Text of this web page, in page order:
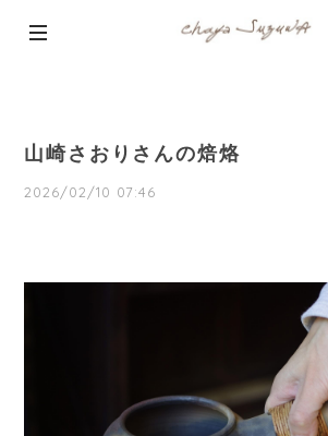
山崎さおりさんの焙烙
2026/02/10 07:46